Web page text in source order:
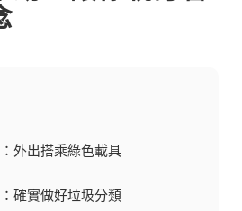
外出搭乘綠色載具
確實做好垃圾分類